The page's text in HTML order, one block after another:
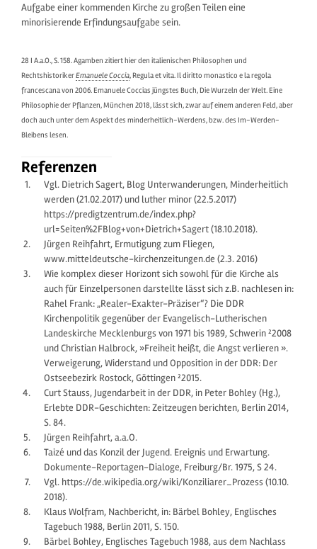
Aufgabe einer kommenden Kirche zu großen Teilen eine
minorisierende Erfindungsaufgabe sein.
28 I A.a.O., S. 158. Agamben zitiert hier den italienischen Philosophen und
RechtshistorikerEmanuele Coccia, Regula et vita. Il diritto monastico e la regola
francescana von 2006. Emanuele Coccias jüngstes Buch, Die Wurzeln der Welt. Eine
Philosophie der Pflanzen, München 2018, lässt sich, zwar auf einem anderen Feld, aber
doch auch unter dem Aspekt des minderheitlich-Werdens, bzw. des Im-Werden-
Bleibens lesen.
Referenzen
Vgl. Dietrich Sagert, Blog Unterwanderungen, Minderheitlich
werden (21.02.2017) und luther minor (22.5.2017)
https://predigtzentrum.de/index.php?
url=Seiten%2FBlog+von+Dietrich+Sagert (18.10.2018).
Jürgen Reihfahrt, Ermutigung zum Fliegen,
www.mitteldeutsche-kirchenzeitungen.de (2.3. 2016)
Wie komplex dieser Horizont sich sowohl für die Kirche als
auch für Einzelpersonen darstellte lässt sich z.B. nachlesen in:
Rahel Frank: „Realer-Exakter-Präziser“? Die DDR
Kirchenpolitik gegenüber der Evangelisch-Lutherischen
Landeskirche Mecklenburgs von 1971 bis 1989, Schwerin ²2008
und Christian Halbrock, »Freiheit heißt, die Angst verlieren ».
Verweigerung, Widerstand und Opposition in der DDR: Der
Ostseebezirk Rostock, Göttingen ²2015.
Curt Stauss, Jugendarbeit in der DDR, in Peter Bohley (Hg.),
Erlebte DDR-Geschichten: Zeitzeugen berichten, Berlin 2014,
S. 84.
Jürgen Reihfahrt, a.a.O.
Taizé und das Konzil der Jugend. Ereignis und Erwartung.
Dokumente-Reportagen-Dialoge, Freiburg/Br. 1975, S 24.
Vgl. https://de.wikipedia.org/wiki/Konziliarer_Prozess (10.10.
2018).
Klaus Wolfram, Nachbericht, in: Bärbel Bohley, Englisches
Tagebuch 1988, Berlin 2011, S. 150.
Bärbel Bohley, Englisches Tagebuch 1988, aus dem Nachlass